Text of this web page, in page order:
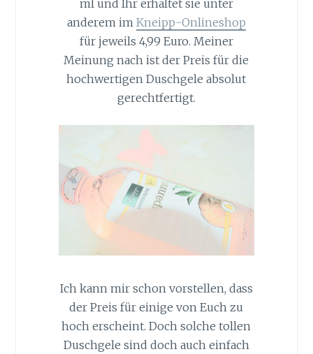
ml und Ihr erhaltet sie unter
anderem im Kneipp-Onlineshop
für jeweils 4,99 Euro. Meiner
Meinung nach ist der Preis für die
hochwertigen Duschgele absolut
gerechtfertigt.
Ich kann mir schon vorstellen, dass
der Preis für einige von Euch zu
hoch erscheint. Doch solche tollen
Duschgele sind doch auch einfach